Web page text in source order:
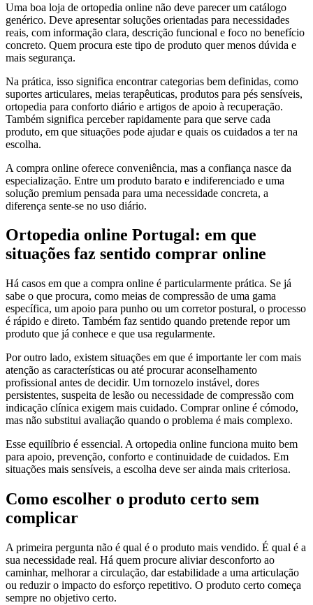
Uma boa loja de ortopedia online não deve parecer um catálogo
genérico. Deve apresentar soluções orientadas para necessidades
reais, com informação clara, descrição funcional e foco no benefício
concreto. Quem procura este tipo de produto quer menos dúvida e
mais segurança.
Na prática, isso significa encontrar categorias bem definidas, como
suportes articulares, meias terapêuticas, produtos para pés sensíveis,
ortopedia para conforto diário e artigos de apoio à recuperação.
Também significa perceber rapidamente para que serve cada
produto, em que situações pode ajudar e quais os cuidados a ter na
escolha.
A compra online oferece conveniência, mas a confiança nasce da
especialização. Entre um produto barato e indiferenciado e uma
solução premium pensada para uma necessidade concreta, a
diferença sente-se no uso diário.
Ortopedia online Portugal: em que
situações faz sentido comprar online
Há casos em que a compra online é particularmente prática. Se já
sabe o que procura, como meias de compressão de uma gama
específica, um apoio para punho ou um corretor postural, o processo
é rápido e direto. Também faz sentido quando pretende repor um
produto que já conhece e que usa regularmente.
Por outro lado, existem situações em que é importante ler com mais
atenção as características ou até procurar aconselhamento
profissional antes de decidir. Um tornozelo instável, dores
persistentes, suspeita de lesão ou necessidade de compressão com
indicação clínica exigem mais cuidado. Comprar online é cómodo,
mas não substitui avaliação quando o problema é mais complexo.
Esse equilíbrio é essencial. A ortopedia online funciona muito bem
para apoio, prevenção, conforto e continuidade de cuidados. Em
situações mais sensíveis, a escolha deve ser ainda mais criteriosa.
Como escolher o produto certo sem
complicar
A primeira pergunta não é qual é o produto mais vendido. É qual é a
sua necessidade real. Há quem procure aliviar desconforto ao
caminhar, melhorar a circulação, dar estabilidade a uma articulação
ou reduzir o impacto do esforço repetitivo. O produto certo começa
sempre no objetivo certo.